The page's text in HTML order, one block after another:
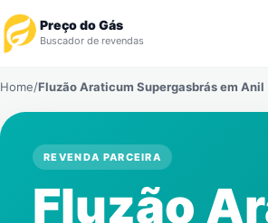
Preço do Gás
Buscador de revendas
Revendedor
Notícias
Home/Fluzão Araticum Supergasbrás em Anil
REVENDA PARCEIRA
Fluzão